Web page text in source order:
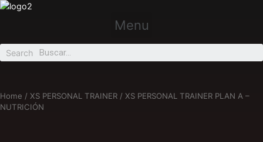
Menu
Search
Home / XS PERSONAL TRAINER / XS PERSONAL TRAINER PLAN A –
NUTRICIÓN